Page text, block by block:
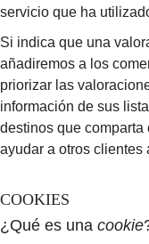
servicio que ha
Si indica que una
añadiremos a los
priorizar las
información de sus
destinos que comparta
ayudar a otros clientes
COOKIES
¿Qué es una cookie